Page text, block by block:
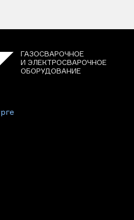
ГАЗОСВАРОЧНОЕ
И ЭЛЕКТРОСВАРОЧНОЕ
ОБОРУДОВАНИЕ